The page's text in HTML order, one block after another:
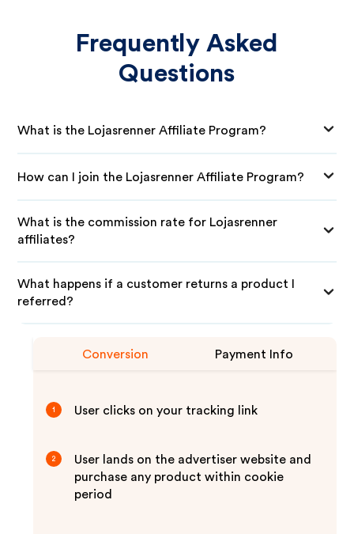
Frequently Asked
Questions
What is the Lojasrenner Affiliate Program?
How can I join the Lojasrenner Affiliate Program?
What is the commission rate for Lojasrenner
affiliates?
What happens if a customer returns a product I
referred?
Conversion Payment Info
1 User clicks on your tracking link
2
User lands on the advertiser website and
purchase any product within cookie
period